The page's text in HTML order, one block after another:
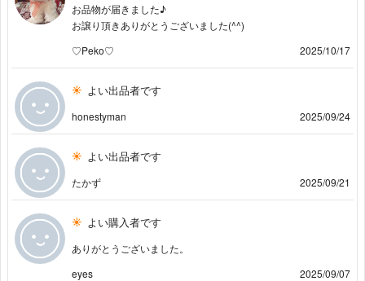
お品物が届きました♪
お譲り頂きありがとうございました(^^)
♡Peko♡
2025/10/17
よい出品者です
honestyman 2025/09/24
よい出品者です
たかず 2025/09/21
よい購入者です
ありがとうございました。
eyes
2025/09/07